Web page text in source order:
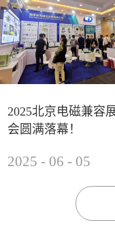
跃探索合作空间，
了新动能。产品展
2025北京电磁兼容
会圆满落幕！
2025 - 06 - 05